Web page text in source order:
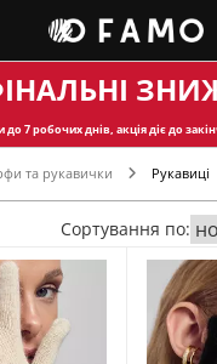
до 7 робочих днів, акція діє до
та рукавички Рукавиці
Сортування по: